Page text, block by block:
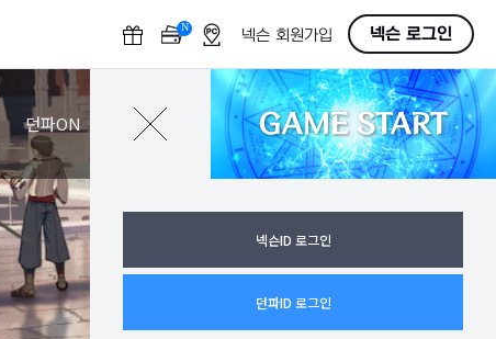
N
F
넥슨 회원가입 넥슨 로그인
던파ON GAME START
로그인
넥슨ID 로그인
던파ID 로그인